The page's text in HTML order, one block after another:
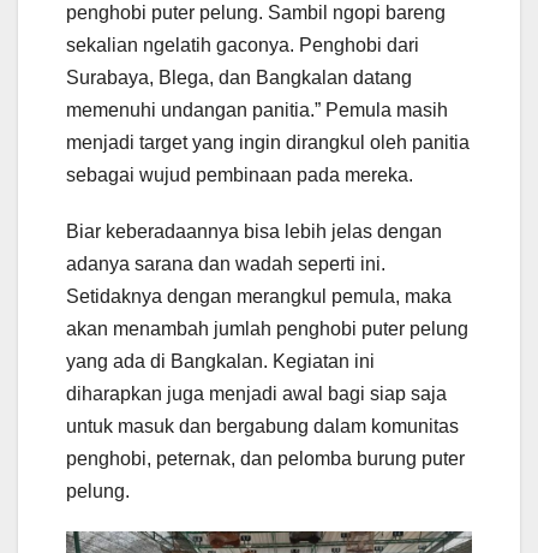
penghobi puter pelung. Sambil ngopi bareng
sekalian ngelatih gaconya. Penghobi dari
Surabaya, Blega, dan Bangkalan datang
memenuhi undangan panitia.” Pemula masih
menjadi target yang ingin dirangkul oleh panitia
sebagai wujud pembinaan pada mereka.
Biar keberadaannya bisa lebih jelas dengan
adanya sarana dan wadah seperti ini.
Setidaknya dengan merangkul pemula, maka
akan menambah jumlah penghobi puter pelung
yang ada di Bangkalan. Kegiatan ini
diharapkan juga menjadi awal bagi siap saja
untuk masuk dan bergabung dalam komunitas
penghobi, peternak, dan pelomba burung puter
pelung.